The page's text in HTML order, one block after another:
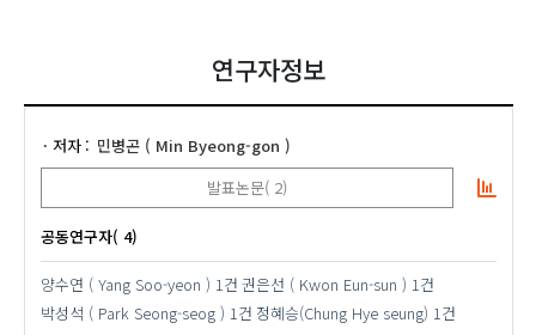
연구자정보
저자
민병곤 ( Min Byeong-gon )
발표논문( 2)
공동연구자( 4)
양수연 ( Yang Soo-yeon ) 1건 권은선 ( Kwon Eun-sun ) 1건
박성석 ( Park Seong-seog ) 1건 정혜승(Chung Hye seung) 1건